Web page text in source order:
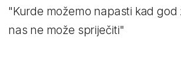
"Kurde možemo napasti kad god
nas ne može spriječiti"